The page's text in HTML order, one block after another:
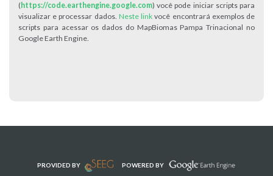
(https://code.earthengine.google.com) você pode iniciar scripts para
visualizar e processar dados. Neste link você encontrará exemplos de
scripts para acessar os dados do MapBiomas Pampa Trinacional no
Google Earth Engine.
PROVIDED BY POWERED BY